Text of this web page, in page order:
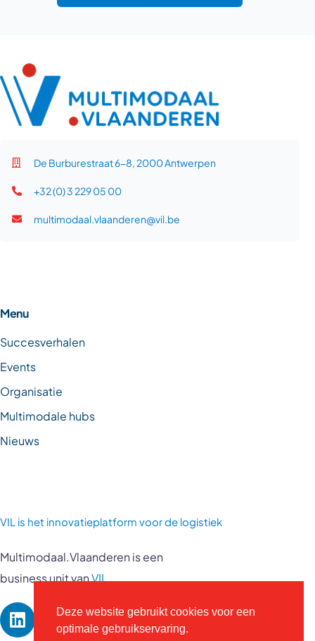
De Burburestraat 6-8, 2000 Antwerpen
+32 (0) 3 229 05 00
multimodaal.vlaanderen@vil.be
Menu
Succesverhalen
Events
Organisatie
Multimodale hubs
Nieuws
VIL is het innovatieplatform voor de logistiek
Multimodaal.Vlaanderen is een
business unit vanVIL
Deze website gebruikt cookies voor een
optimale gebruikservaring.